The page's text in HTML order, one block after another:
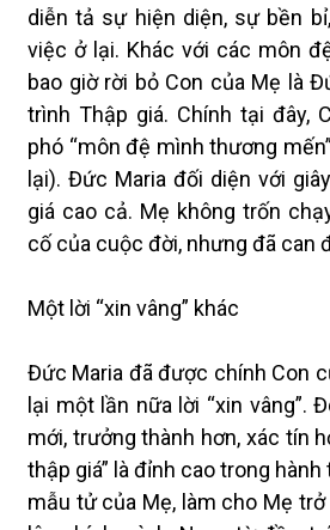
diễn tả sự hiện diện, sự bền
việc ở lại. Khác với các môn
bao giờ rời bỏ Con của Mẹ là
trình Thập giá. Chính tại đây,
phó “môn đệ mình thương
lại). Đức Maria đối diện với
giá cao cả. Mẹ không trốn
cố của cuộc đời, nhưng đã can
Một lời “xin vâng” khác
Đức Maria đã được chính Con
lại một lần nữa lời “xin vâng”.
mới, trưởng thành hơn, xác tín
thập giá” là đỉnh cao trong
mẫu tử của Mẹ, làm cho Mẹ